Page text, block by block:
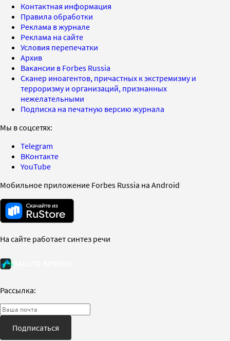
Контактная информация
Правила обработки
Реклама в журнале
Реклама на сайте
Условия перепечатки
Архив
Вакансии в Forbes Russia
Сканер иноагентов, причастных к экстремизму и
терроризму и организаций, признанных
нежелательными
Подписка на печатную версию журнала
Мы в соцсетях:
Telegram
ВКонтакте
YouTube
Мобильное приложение Forbes Russia на Android
На сайте работает синтез речи
Рассылка:
Подписаться